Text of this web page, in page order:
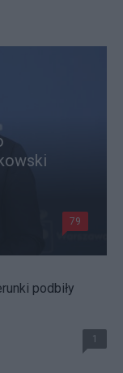
79
podbiły
1